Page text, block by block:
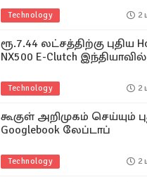
Technology 2
ரூ.7.44 லட்சத்திற்கு புதிய
NX500 E-Clutch
Technology 2
கூகுள் அறிமுகம் செய்யும்
Googlebook லேப்டாப்
Technology 2